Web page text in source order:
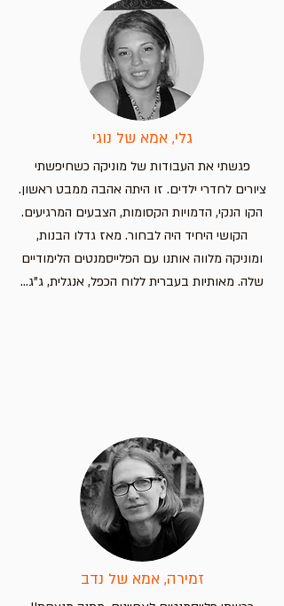
מחיר
הוספה לסל
מחיר
הוספה לסל
הוספה לסל
מחיר
הוספה לסל
גלי, אמא של נוגי
פגשתי את העבודות של מוניקה כשחיפשתי
ציורים לחדרי ילדים. זו היתה אהבה ממבט ראשון.
הקו הנקי, הדמויות הקסומות, הצבעים המרגיעים.
הקושי היחיד היה לבחור. מאז גדלו הבנות,
ומוניקה מלווה אותנו עם הפלייסמנטים הלימודיים
שלה. מאותיות בעברית ללוח הכפל, אנגלית, ג"ג...
זמירה, אמא של נדב